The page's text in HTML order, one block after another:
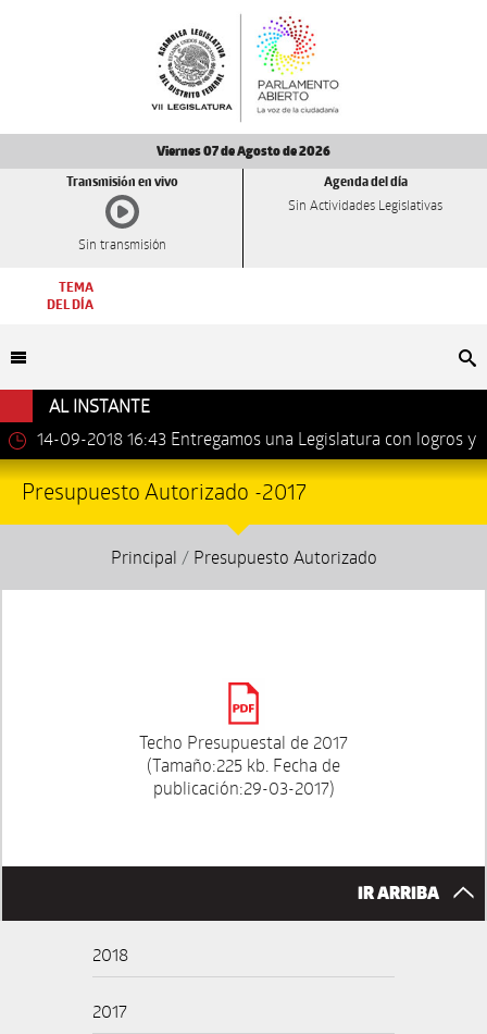
Viernes 07 de Agosto de 2026
Transmisión en vivo
Sin transmisión
Agenda del día
Sin Actividades Legislativas
TEMA
DEL DÍA
AL INSTANTE
14-09-2018 16:43 Entregamos una Legislatura con logros y
avances importantes: Dip. Leonel Luna Estrada.
Presupuesto Autorizado -2017
Principal / Presupuesto Autorizado
Techo Presupuestal de 2017
(Tamaño:225 kb. Fecha de
publicación:29-03-2017)
IR ARRIBA
2018
2017